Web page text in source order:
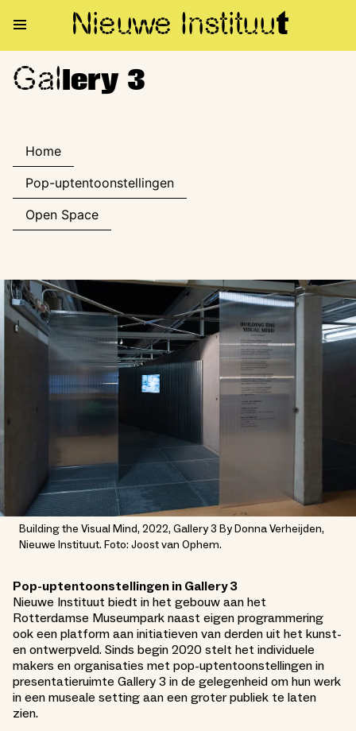
Nieuwe Instituut
Gallery 3
Gal lery 3
Home
Pop-uptentoonstellingen
Open Space
Building the Visual Mind, 2022, Gallery 3 By Donna Verheijden,
Nieuwe Instituut. Foto: Joost van Ophem.
Pop-uptentoonstellingen in Gallery 3
Nieuwe Instituut biedt in het gebouw aan het
Rotterdamse Museumpark naast eigen programmering
ook een platform aan initiatieven van derden uit het kunst-
en ontwerpveld. Sinds begin 2020 stelt het individuele
makers en organisaties met pop-uptentoonstellingen in
presentatieruimte Gallery 3 in de gelegenheid om hun werk
in een museale setting aan een groter publiek te laten
zien.